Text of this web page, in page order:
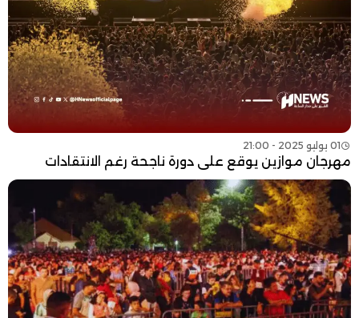
01 يوليو 2025 - 21:00
مهرجان موازين يوقع على دورة ناجحة رغم الانتقادات